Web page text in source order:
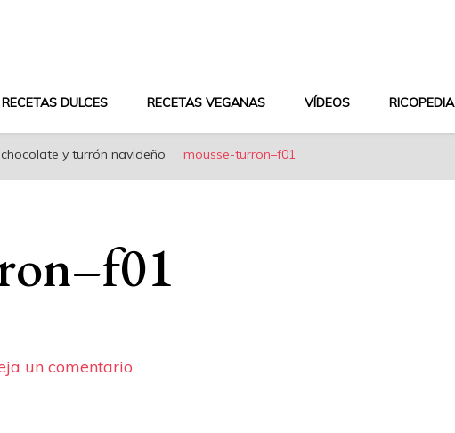
RECETAS DULCES RECETAS VEGANAS VÍDEOS RICOPEDIA
y turrón navideño mousse-turron–f01
un comentario